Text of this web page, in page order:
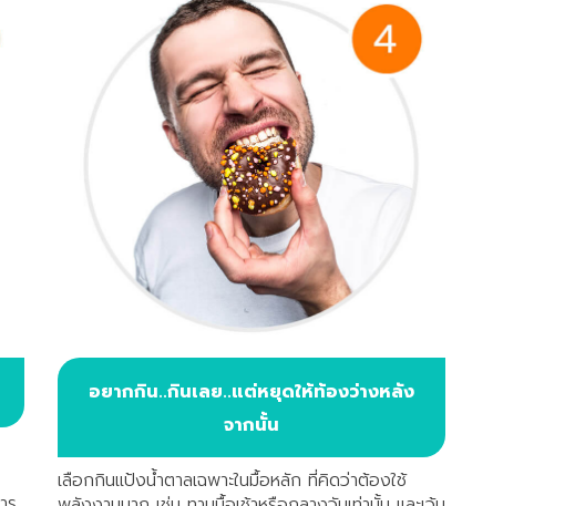
อยากกิน..กินเลย..แต่หยุดให้ท้องว่างหลัง
จากนั้น
เลือกกินแป้งน้ำตาลเฉพาะในมื้อหลัก ที่คิดว่าต้องใช้